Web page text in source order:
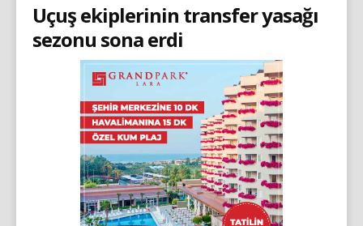
Uçuş ekiplerinin transfer yasağı
sezonu sona erdi